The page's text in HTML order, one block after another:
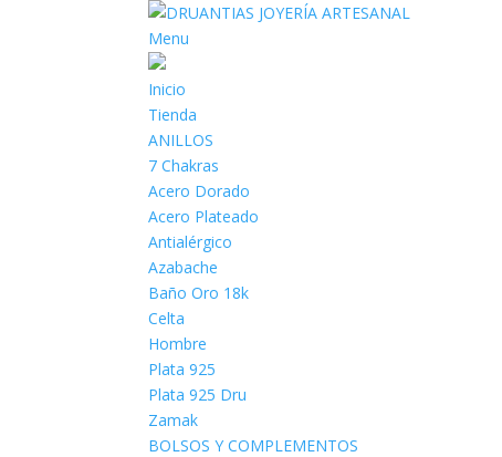
Menu
Inicio
Tienda
ANILLOS
7 Chakras
Acero Dorado
Acero Plateado
Antialérgico
Azabache
Baño Oro 18k
Celta
Hombre
Plata 925
Plata 925 Dru
Zamak
BOLSOS Y COMPLEMENTOS